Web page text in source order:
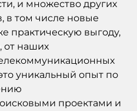
и множество других
в том числе новые
практическую выгоду,
от наших
уникальный опыт по
проектами и